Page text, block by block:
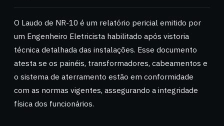
O Laudo de NR-10 é um relatório pericial emitido por
um Engenheiro Eletricista habilitado após vistoria
técnica detalhada das instalações. Esse documento
atesta se os painéis, transformadores, cabeamentos e
o sistema de aterramento estão em conformidade
com as normas vigentes, assegurando a integridade
física dos funcionários.